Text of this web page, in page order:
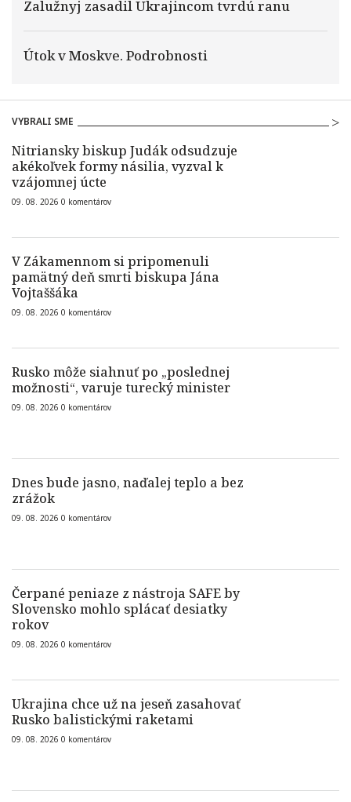
Zalužnyj zasadil Ukrajincom tvrdú ranu
Útok v Moskve. Podrobnosti
VYBRALI SME
Nitriansky biskup Judák odsudzuje
akékoľvek formy násilia, vyzval k
vzájomnej úcte
09. 08. 2026 0 komentárov
V Zákamennom si pripomenuli
pamätný deň smrti biskupa Jána
Vojtaššáka
09. 08. 2026 0 komentárov
Rusko môže siahnuť po „poslednej
možnosti“, varuje turecký minister
09. 08. 2026 0 komentárov
Dnes bude jasno, naďalej teplo a bez
zrážok
09. 08. 2026 0 komentárov
Čerpané peniaze z nástroja SAFE by
Slovensko mohlo splácať desiatky
rokov
09. 08. 2026 0 komentárov
Ukrajina chce už na jeseň zasahovať
Rusko balistickými raketami
09. 08. 2026 0 komentárov